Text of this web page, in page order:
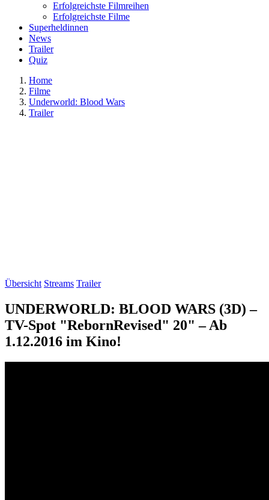
Erfolgreichste Filmreihen
Erfolgreichste Filme
Superheldinnen
News
Trailer
Quiz
Home
Filme
Underworld: Blood Wars
Trailer
Übersicht Streams Trailer
UNDERWORLD: BLOOD WARS (3D) –
TV-Spot "RebornRevised" 20" – Ab
1.12.2016 im Kino!